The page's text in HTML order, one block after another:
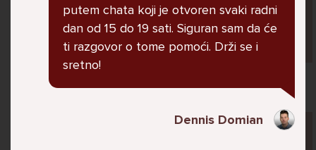
Lana, 12
Pitaj Stručnjaka
putem chata koji je otvoren svaki radni
dan od 15 do 19 sati. Siguran sam da će
ti razgovor o tome pomoći. Drži se i
sretno!
Dennis Domian